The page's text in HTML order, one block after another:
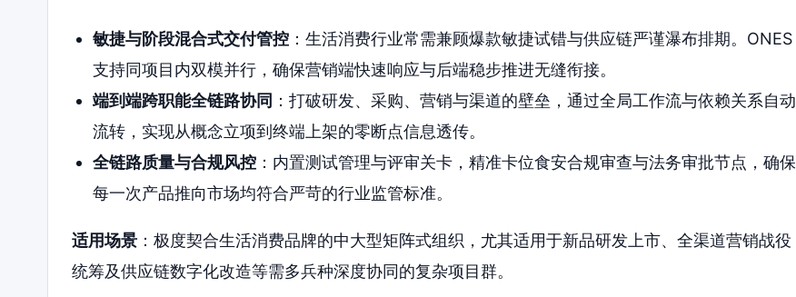
敏捷与阶段混合式交付管控：生活消费行业常需兼顾爆款敏捷试错与供应链严谨瀑布排期。ONES
支持同项目内双模并行，确保营销端快速响应与后端稳步推进无缝衔接。
端到端跨职能全链路协同 ：打破研发、采购、营销与渠道的壁垒，通过全局工作流与依赖关系自动
流转，实现从概念立项到终端上架的零断点信息透传。
全链路质量与合规风控：内置测试管理与评审关卡，精准卡位食安合规审查与法务审批节点，确保
每一次产品推向市场均符合严苛的行业监管标准。
适用场景 ：极度契合生活消费品牌的中大型矩阵式组织，尤其适用于新品研发上市、全渠道营销战役
统筹及供应链数字化改造等需多兵种深度协同的复杂项目群。